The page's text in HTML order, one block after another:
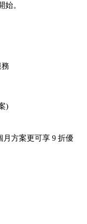
始。
)
方案更可享 9 折優